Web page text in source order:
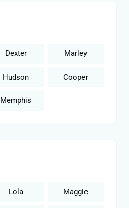
Dexter Marley
Hudson Cooper
Memphis
Lola Maggie